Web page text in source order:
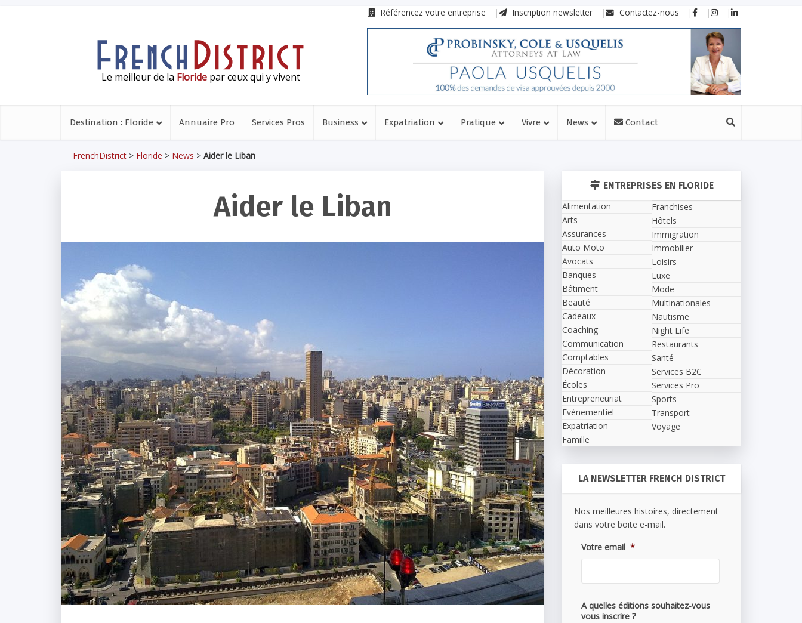
Référencez votre entreprise Inscription newsletter Contactez-nous
Le meilleur de la Floridepar ceux qui y vivent
Destination : Floride Annuaire Pro Services Pros Business Expatriation Pratique Vivre News Contact
FrenchDistrict > Floride > News > Aider le Liban
Aider le Liban
ENTREPRISES EN FLORIDE
Alimentation
Arts
Assurances
Auto Moto
Avocats
Banques
Bâtiment
Beauté
Cadeaux
Coaching
Communication
Comptables
Décoration
Écoles
Entrepreneuriat
Evènementiel
Expatriation
Famille
Franchises
Hôtels
Immigration
Immobilier
Loisirs
Luxe
Mode
Multinationales
Nautisme
Night Life
Restaurants
Santé
Services B2C
Services Pro
Sports
Transport
Voyage
LA NEWSLETTER FRENCH DISTRICT
Nos meilleures histoires, directement
dans votre boite e-mail.
Votre email *
A quelles éditions souhaitez-vous
vous inscrire ?